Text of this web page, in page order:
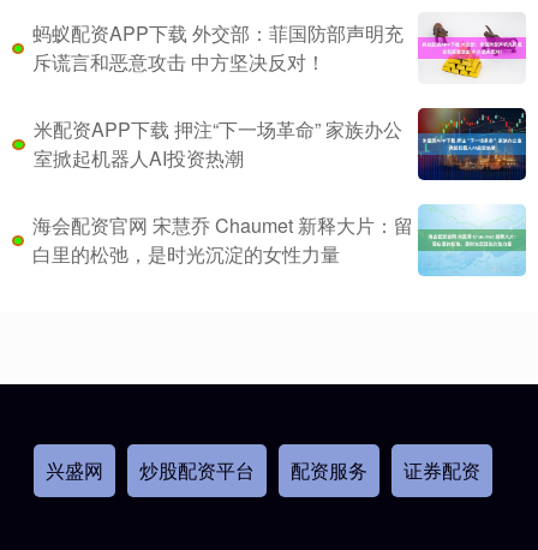
蚂蚁配资APP下载 外交部：菲国防部声明充
斥谎言和恶意攻击 中方坚决反对！
米配资APP下载 押注“下一场革命” 家族办公
室掀起机器人AI投资热潮
海会配资官网 宋慧乔 Chaumet 新释大片：留
白里的松弛，是时光沉淀的女性力量
兴盛网 炒股配资平台 配资服务 证券配资